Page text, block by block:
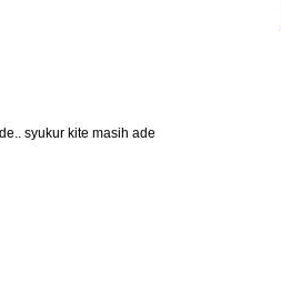
syukur kite masih ade